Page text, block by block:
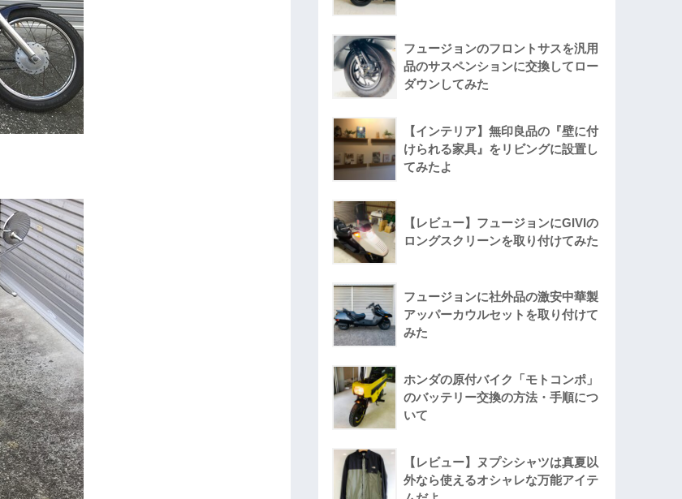
フュージョンのフロントサスを汎用
品のサスペンションに交換してロー
ダウンしてみた
【インテリア】無印良品の『壁に付
けられる家具』をリビングに設置し
てみたよ
【レビュー】フュージョンにGIVIの
ロングスクリーンを取り付けてみた
フュージョンに社外品の激安中華製
アッパーカウルセットを取り付けて
みた
ホンダの原付バイク「モトコンポ」
のバッテリー交換の方法・手順につ
いて
【レビュー】ヌプシシャツは真夏以
外なら使えるオシャレな万能アイテ